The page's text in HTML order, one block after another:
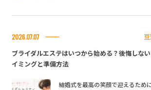
2026.07.07
ブライダルエステはいつから始める？後悔しな
イミングと準備方法
結婚式を最高の笑顔で迎えるため